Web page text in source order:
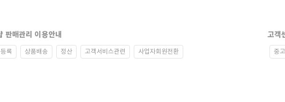
판매관리 이용안내
록 상품배송 정산 고객서비스관련 사업자회원전환
고객
중